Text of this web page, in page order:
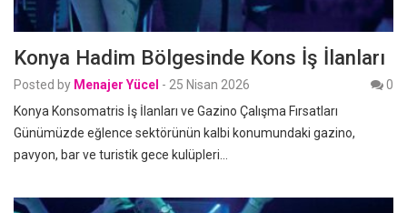
Konya Hadim Bölgesinde Kons İş İlanları
Posted by Menajer Yücel - 25 Nisan 2026
0
Konya Konsomatris İş İlanları ve Gazino Çalışma Fırsatları
Günümüzde eğlence sektörünün kalbi konumundaki gazino,
pavyon, bar ve turistik gece kulüpleri…